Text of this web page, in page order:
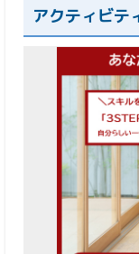
アクティビテ